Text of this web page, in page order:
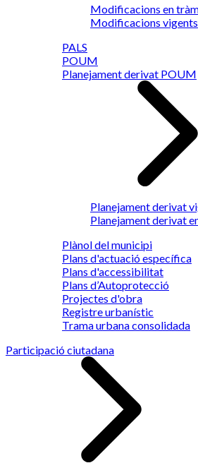
Modificacions en
Modificacions vigents
PALS
POUM
Planejament derivat POUM
Planejament derivat
Planejament derivat
Plànol del municipi
Plans d'actuació específica
Plans d'accessibilitat
Plans d’Autoprotecció
Projectes d'obra
Registre urbanístic
Trama urbana consolidada
Participació ciutadana